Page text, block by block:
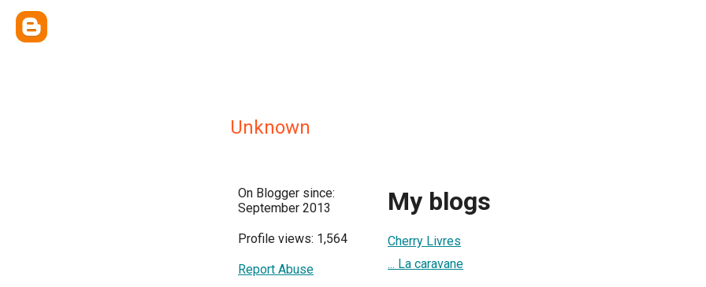
Unknown
On Blogger since:
September 2013
Profile views: 1,564
Report Abuse
My blogs
Cherry Livres
... La caravane